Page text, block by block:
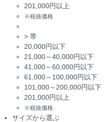
201,000円以上
※税抜価格
> 帯
20,000円以下
21,000～40,000円以下
41,000～60,000円以下
61,000～100,000円以下
101,000～200,000円以下
201,000円以上
※税抜価格
サイズから選ぶ